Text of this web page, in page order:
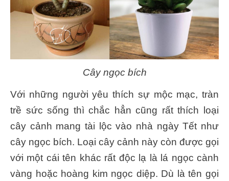
Cây ngọc bích
Với những người yêu thích sự mộc mạc, tràn
trề sức sống thì chắc hẳn cũng rất thích loại
cây cảnh mang tài lộc vào nhà ngày Tết như
cây ngọc bích. Loại cây cảnh này còn được gọi
với một cái tên khác rất độc lạ là lá ngọc cành
vàng hoặc hoàng kim ngọc diệp. Dù là tên gọi